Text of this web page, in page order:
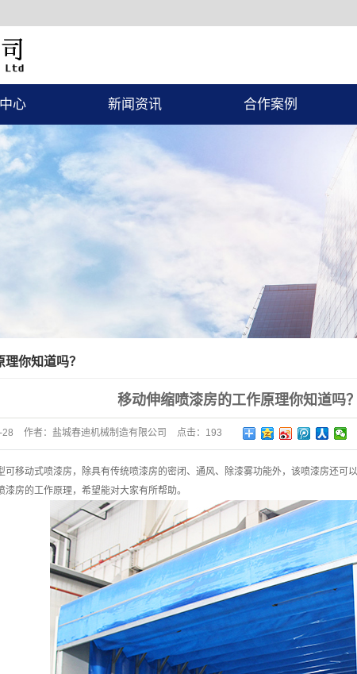
心
备
备
新闻资讯
公司新闻
行业新闻
常见问题
合作案例
你知道吗？
移动伸缩喷漆房的工作原理你知道吗？
28 作者： 盐城春迪机械制造有限公司 点击： 193
可移动式喷漆房，除具有传统喷漆房的密闭、通风、除漆雾功能外，该喷漆房还可
房的工作原理，希望能对大家有所帮助。